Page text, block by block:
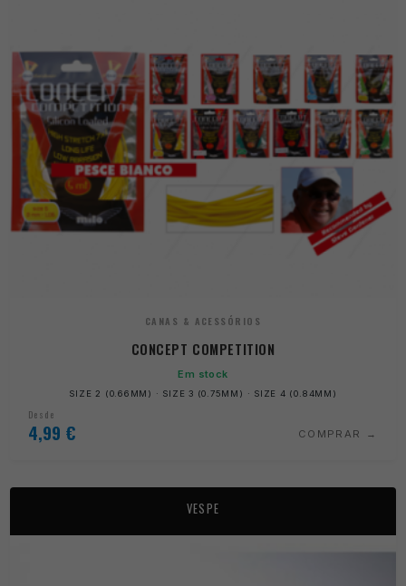
CANAS & ACESSÓRIOS
CONCEPT COMPETITION
Em stock
SIZE 2 (0.66MM) · SIZE 3 (0.75MM) · SIZE 4 (0.84MM)
Desde
4,99 € COMPRAR
VESPE